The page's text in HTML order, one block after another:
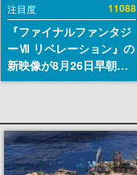
注目度 11088
『ファイナルファンタジ
ーⅦ リベレーション』の
新映像が8月26日早朝に
公開へ。『FF7』リメイ
ニングナイトライブにて
ディレクターの浜口直樹
氏が登壇する予定